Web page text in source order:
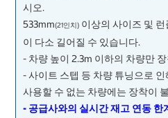
시오.
533mm(21인치) 이상의 사이즈 및
이 다소 길어질 수 있습니다.
- 차량 높이 2.3m 이하의 차량만
- 사이트 스텝 등 차량 튜닝으로
사용할 수 없는 차량에는 장착이
- 공급사와의 실시간 재고 연동 한